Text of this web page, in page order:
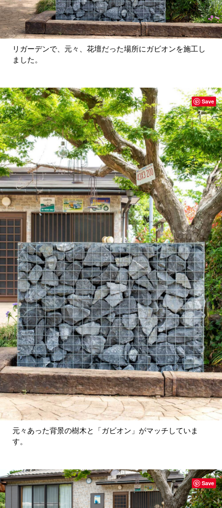
リガーデンで、元々、花壇だった場所にガビオンを施工し
ました。
元々あった背景の樹木と「ガビオン」がマッチしていま
す。
Save
Save